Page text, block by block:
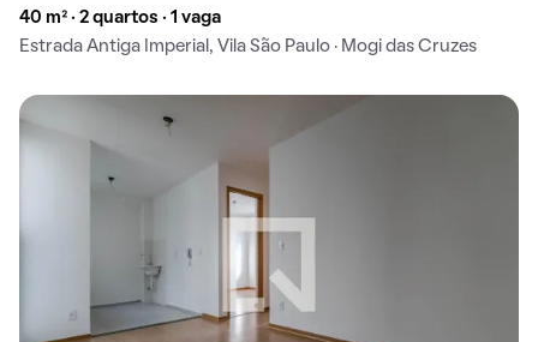
40 m² · 2 quartos · 1 vaga
Estrada Antiga Imperial, Vila São Paulo · Mogi das Cruzes